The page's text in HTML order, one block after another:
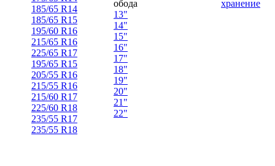
185/65 R14
185/65 R15
195/60 R16
215/65 R16
225/65 R17
195/65 R15
205/55 R16
215/55 R16
215/60 R17
225/60 R18
235/55 R17
235/55 R18
обода
13"
14"
15"
16"
17"
18"
19"
20"
21"
22"
хранение